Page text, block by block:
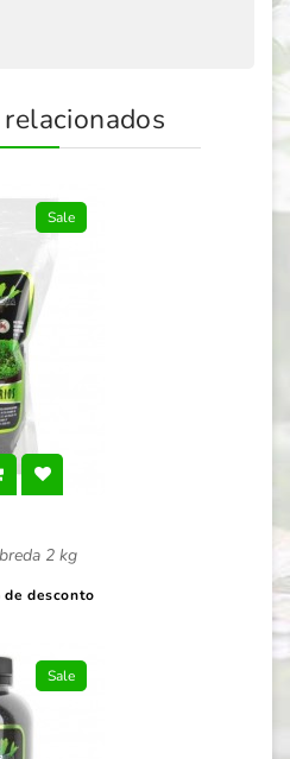
Sale
2 kg
de desconto
Sale